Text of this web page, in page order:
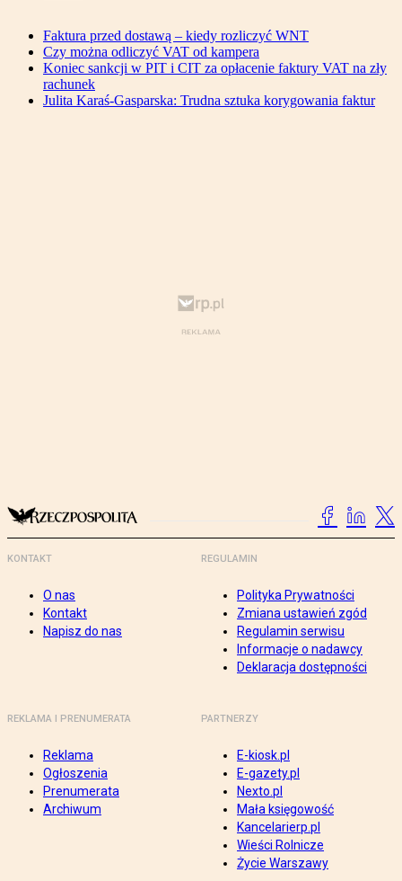
Faktura przed dostawą – kiedy rozliczyć WNT
Czy można odliczyć VAT od kampera
Koniec sankcji w PIT i CIT za opłacenie faktury VAT na zły
rachunek
Julita Karaś-Gasparska: Trudna sztuka korygowania faktur
KONTAKT
O nas
Kontakt
Napisz do nas
REGULAMIN
Polityka Prywatności
Zmiana ustawień zgód
Regulamin serwisu
Informacje o nadawcy
Deklaracja dostępności
REKLAMA I PRENUMERATA
Reklama
Ogłoszenia
Prenumerata
Archiwum
PARTNERZY
E-kiosk.pl
E-gazety.pl
Nexto.pl
Mała księgowość
Kancelarierp.pl
Wieści Rolnicze
Życie Warszawy